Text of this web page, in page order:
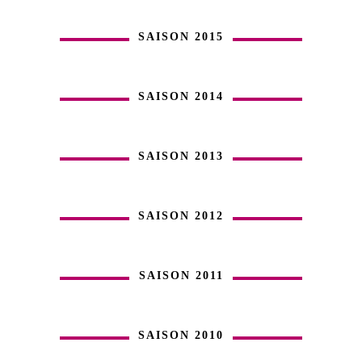
SAISON 2015
SAISON 2014
SAISON 2013
SAISON 2012
SAISON 2011
SAISON 2010